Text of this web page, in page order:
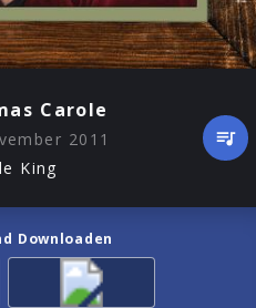
Carole
2011
King
Downloaden